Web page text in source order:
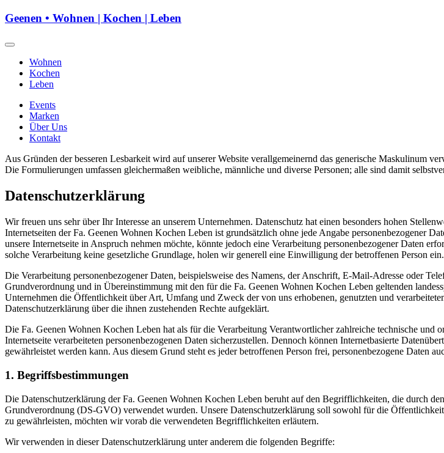
Geenen • Wohnen | Kochen | Leben
Wohnen
Kochen
Leben
Events
Marken
Über Uns
Kontakt
Aus Gründen der besseren Lesbarkeit wird auf unserer Website verallgemeinernd das generische Maskulinum
Die Formulierungen umfassen gleichermaßen weibliche, männliche und diverse Personen; alle sind damit
Datenschutz­erklärung
Wir freuen uns sehr über Ihr Interesse an unserem Unternehmen. Datenschutz hat einen besonders hohen
Internetseiten der Fa. Geenen Wohnen Kochen Leben ist grundsätzlich ohne jede Angabe personenbezogener
unsere Internetseite in Anspruch nehmen möchte, könnte jedoch eine Verarbeitung personenbezogener Daten
solche Verarbeitung keine gesetzliche Grundlage, holen wir generell eine Einwilligung der betroffenen Person ein.
Die Verarbeitung personenbezogener Daten, beispielsweise des Namens, der Anschrift, E-Mail-Adresse oder
Grundverordnung und in Übereinstimmung mit den für die Fa. Geenen Wohnen Kochen Leben geltenden
Unternehmen die Öffentlichkeit über Art, Umfang und Zweck der von uns erhobenen, genutzten und
Datenschutzerklärung über die ihnen zustehenden Rechte aufgeklärt.
Die Fa. Geenen Wohnen Kochen Leben hat als für die Verarbeitung Verantwortlicher zahlreiche technische und
Internetseite verarbeiteten personenbezogenen Daten sicherzustellen. Dennoch können Internetbasierte
gewährleistet werden kann. Aus diesem Grund steht es jeder betroffenen Person frei, personenbezogene Daten
1. Begriffsbestimmungen
Die Datenschutzerklärung der Fa. Geenen Wohnen Kochen Leben beruht auf den Begrifflichkeiten, die durch
Grundverordnung (DS-GVO) verwendet wurden. Unsere Datenschutzerklärung soll sowohl für die
zu gewährleisten, möchten wir vorab die verwendeten Begrifflichkeiten erläutern.
Wir verwenden in dieser Datenschutzerklärung unter anderem die folgenden Begriffe: